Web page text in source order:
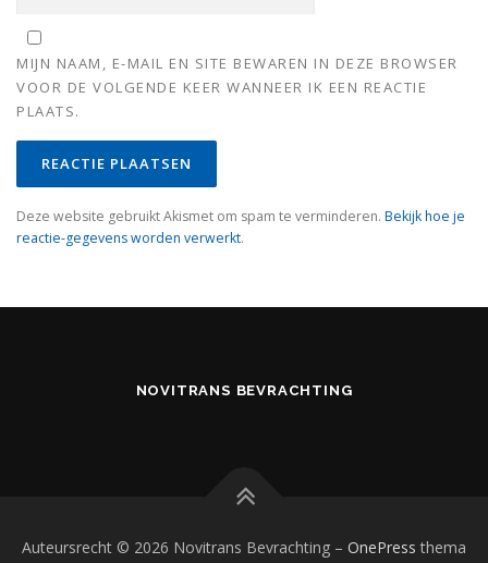
MIJN NAAM, E-MAIL EN SITE BEWAREN IN DEZE BROWSER
VOOR DE VOLGENDE KEER WANNEER IK EEN REACTIE
PLAATS.
Deze website gebruikt Akismet om spam te verminderen. Bekijk hoe je
reactie-gegevens worden verwerkt.
NOVITRANS BEVRACHTING
Auteursrecht © 2026 Novitrans Bevrachting – OnePress thema